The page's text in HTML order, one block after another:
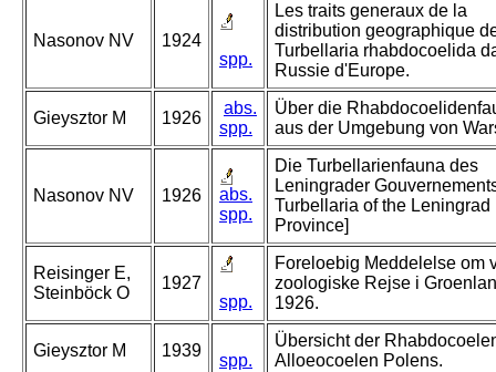
Nasonov NV
1924
spp.
Les traits generaux de la
distribution geographique
Turbellaria rhabdocoelida
Russie d'Europe.
Gieysztor M 1926
abs.
spp.
Über die
aus der Umgebung von
Nasonov NV 1926
abs.
spp.
Die Turbellarienfauna des
Leningrader
Turbellaria of the Leningrad
Province]
Reisinger E,
Steinböck O
1927
spp.
Foreloebig Meddelelse om
zoologiske Rejse i
1926.
Gieysztor M 1939
spp.
Übersicht der
Alloeocoelen Polens.